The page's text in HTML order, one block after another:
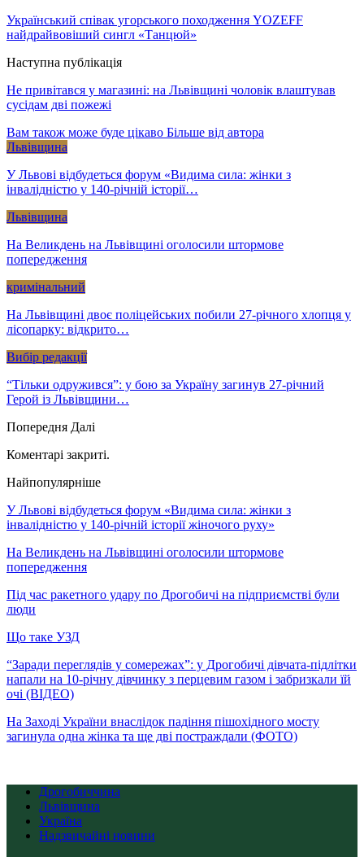
Український співак угорського походження YOZEFF
найдрайвовіший сингл «Танцюй»
Наступна публікація
Не привітався у магазині: на Львівщині чоловік влаштував
сусідам дві пожежі
Вам також може буде цікаво Більше від автора
Львівщина
У Львові відбудеться форум «Видима сила: жінки з
інвалідністю у 140-річній історії…
Львівщина
На Великдень на Львівщині оголосили штормове
попередження
кримінальний
На Львівщині двоє поліцейських побили 27-річного хлопця у
лісопарку: відкрито…
Вибір редакції
“Тільки одружився”: у бою за Україну загинув 27-річний
Герой із Львівщини…
Попередня Далі
Коментарі закриті.
Найпопулярніше
У Львові відбудеться форум «Видима сила: жінки з
інвалідністю у 140-річній історії жіночого руху»
На Великдень на Львівщині оголосили штормове
попередження
Під час ракетного удару по Дрогобичі на підприємстві були
люди
Що таке УЗД
“Заради переглядів у сомережах”: у Дрогобичі дівчата-підлітки
напали на 10-річну дівчинку з перцевим газом і забризкали їй
очі (ВІДЕО)
На Заході України внаслідок падіння пішохідного мосту
загинула одна жінка та ще дві постраждали (ФОТО)
Дрогобиччина
Львівщина
Україна
Надзвичайні новини